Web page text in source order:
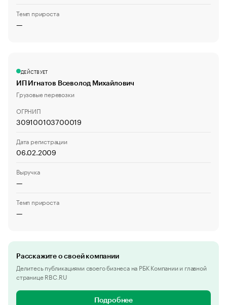
Темп прироста
—
ДЕЙСТВУЕТ
ИП Игнатов Всеволод Михайлович
Грузовые перевозки
ОГРНИП
309100103700019
Дата регистрации
06.02.2009
Выручка
—
Темп прироста
—
Расскажите о своей компании
Делитесь публикациями своего бизнеса на РБК Компании и главной
странице RBC.RU
Подробнее